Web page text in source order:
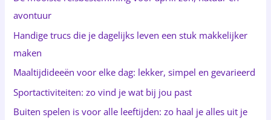
a
r
:
avontuur
Handige trucs die je dagelijks leven een stuk makkelijker
maken
Maaltijdideeën voor elke dag: lekker, simpel en gevarieerd
Sportactiviteiten: zo vind je wat bij jou past
Buiten spelen is voor alle leeftijden: zo haal je alles uit je